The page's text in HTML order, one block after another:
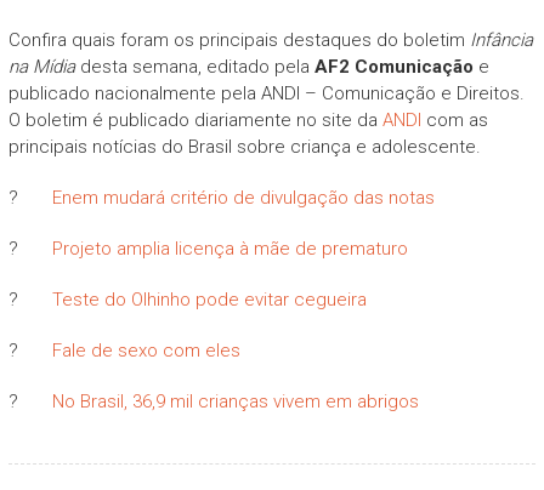
Confira quais foram os principais destaques do boletim Infância
na Mídiadesta semana, editado pela AF2 Comunicação e
publicado nacionalmente pela ANDI – Comunicação e Direitos.
O boletim é publicado diariamente no site da ANDI com as
principais notícias do Brasil sobre criança e adolescente.
? Enem mudará critério de divulgação das notas
? Projeto amplia licença à mãe de prematuro
? Teste do Olhinho pode evitar cegueira
? Fale de sexo com eles
? No Brasil, 36,9 mil crianças vivem em abrigos